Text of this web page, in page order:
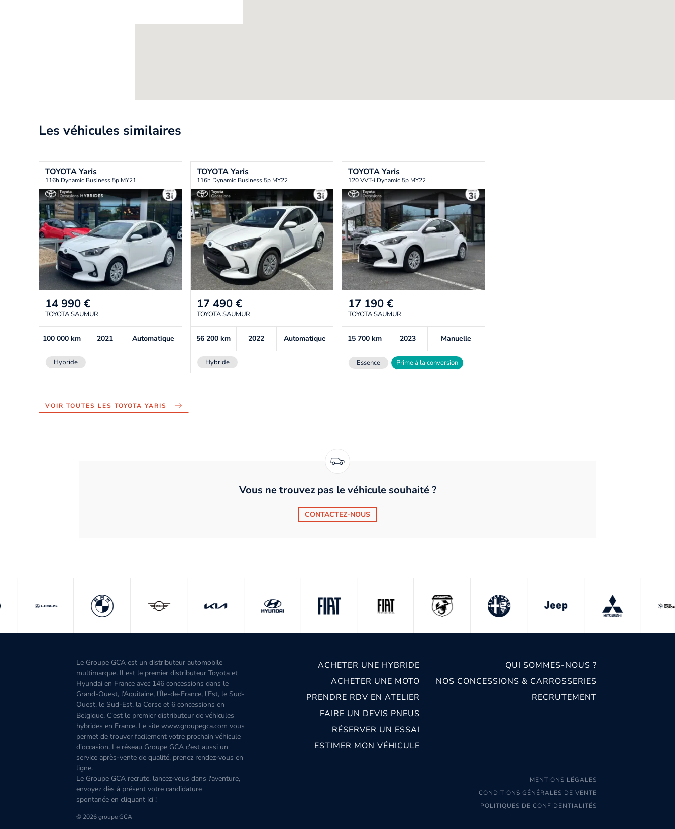
Les véhicules similaires
TOYOTAYaris
116h Dynamic Business 5p MY21
14 990 €
TOYOTA SAUMUR
100 000km 2021 Automatique
Hybride
TOYOTAYaris
116h Dynamic Business 5p MY22
17 490 €
TOYOTA SAUMUR
56 200 km 2022 Automatique
Hybride
TOYOTAYaris
120 VVT-i Dynamic 5p MY22
17 190 €
TOYOTA SAUMUR
15 700km 2023 Manuelle
Essence Prime à la conversion
VOIR TOUTES LES TOYOTA YARIS
Vous ne trouvez pas le véhicule souhaité ?
CONTACTEZ-NOUS
Le Groupe GCA est un distributeur automobile
multimarque. Il est le premier distributeur Toyota et
Hyundai en France avec 146 concessions dans le
Grand-Ouest, l’Aquitaine, l'Île-de-France, l'Est, le Sud-
Ouest, le Sud-Est, la Corse et 6 concessions en
Belgique. C'est le premier distributeur de véhicules
hybrides en France. Le site www.groupegca.com vous
permet de trouver facilement votre prochain véhicule
d'occasion. Le réseau Groupe GCA c'est aussi un
service après-vente de qualité, prenez rendez-vous en
ligne.
Le Groupe GCA recrute, lancez-vous dans l'aventure,
envoyez dès à présent votre candidature
spontanée en cliquant ici!
ACHETER UNE HYBRIDE
ACHETER UNE MOTO
PRENDRE RDV EN ATELIER
FAIRE UN DEVIS PNEUS
RÉSERVER UN ESSAI
ESTIMER MON VÉHICULE
QUI SOMMES-NOUS ?
NOS CONCESSIONS & CARROSSERIES
RECRUTEMENT
MENTIONS LÉGALES
CONDITIONS GÉNÉRALES DE VENTE
POLITIQUES DE CONFIDENTIALITÉS
© 2026 groupe GCA